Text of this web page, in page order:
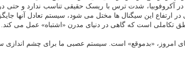
هستند. در آکروفوبیا، شدت ترس با ریسک حقیقی تناسب ندارد
در ارتفاع این سیگنال ها مختل می شود، سیستم تعادل آنها
تکاملی است که گاهی در دنیای مدرن «اشتباه» عمل می
امروز، «بدموقع» است. سیستم عصبی ما برای چشم اندازی